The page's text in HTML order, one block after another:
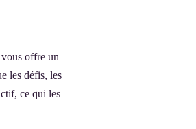
vous offre un
les défis, les
ce qui les